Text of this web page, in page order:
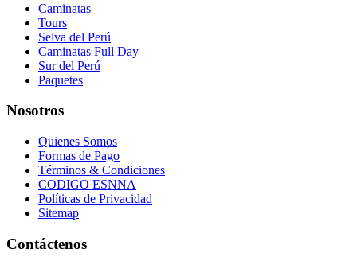
Caminatas
Tours
Selva del Perú
Caminatas Full Day
Sur del Perú
Paquetes
Nosotros
Quienes Somos
Formas de Pago
Términos & Condiciones
CODIGO ESNNA
Políticas de Privacidad
Sitemap
Contáctenos